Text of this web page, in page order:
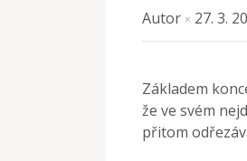
Autor × 27. 3.
Základem
že ve svém
přitom